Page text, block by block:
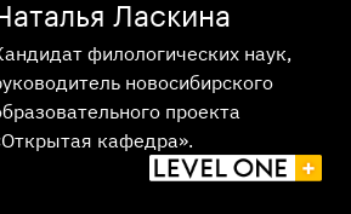
Ласкина
филологических наук,
новосибирского
проекта
кафедра».